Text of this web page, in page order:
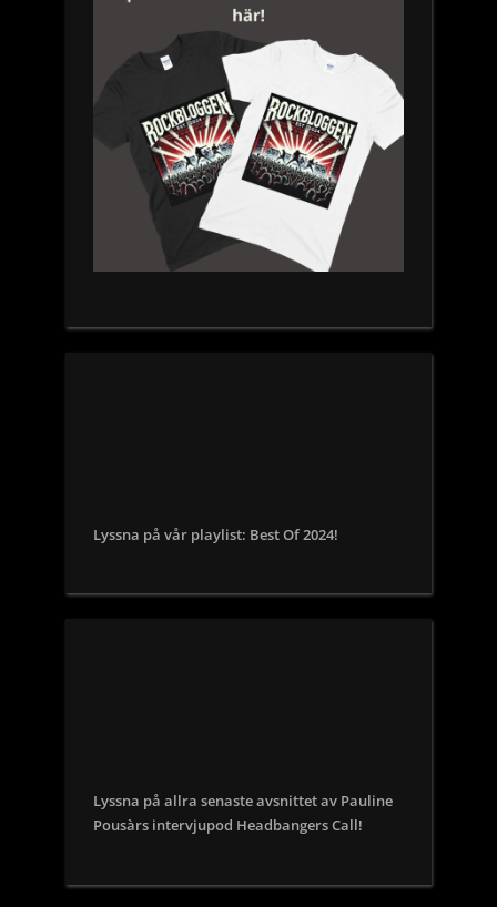
Lyssna på vår playlist: Best Of 2024!
Lyssna på allra senaste avsnittet av Pauline
Pousàrs intervjupod Headbangers Call!